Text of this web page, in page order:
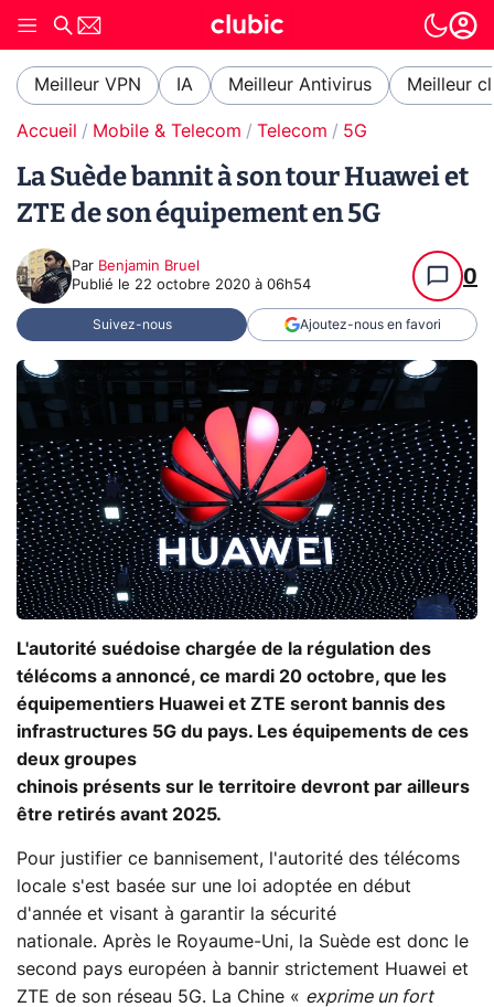
Meilleur VPN IA Meilleur Antivirus Meilleur
Accueil Mobile & Telecom Telecom 5G
La Suède bannit à son tour Huawei et
ZTE de son équipement en 5G
Par Benjamin Bruel
Publié le 22 octobre 2020 à 06h54 0
Suivez-nous Ajoutez-nous en favori
L'autorité suédoise chargée de la régulation des
télécoms a annoncé, ce mardi 20 octobre, que les
équipementiers Huawei et ZTE seront bannis des
infrastructures 5G du pays. Les équipements de ces
deux groupes
chinois présents sur le territoire devront par ailleurs
être retirés avant 2025.
Pour justifier ce bannisement, l'autorité des télécoms
locale s'est basée sur une loi adoptée en début
d'année et visant à garantir la sécurité
nationale. Après le Royaume-Uni, la Suède est donc le
second pays européen à bannir strictement Huawei et
ZTE de son réseau 5G. La Chine « exprime un fort